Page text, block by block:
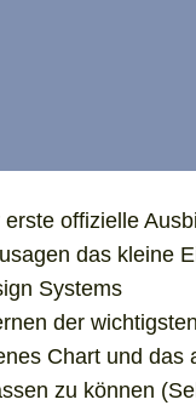
erste offizielle
das kleine
Systems
der
Chart und das
zu können